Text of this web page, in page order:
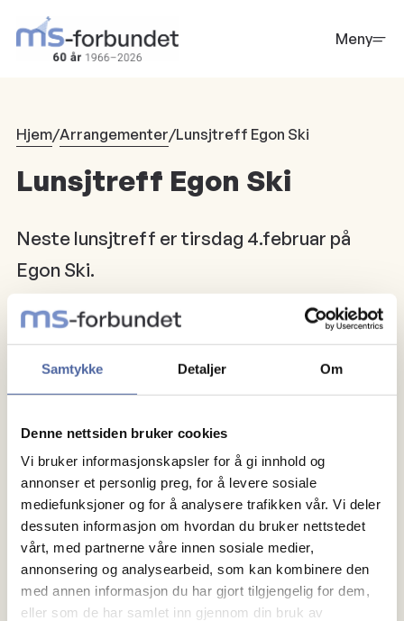
Samtykke Detaljer Om
Denne nettsiden bruker cookies
Vi bruker informasjonskapsler for å gi innhold og
annonser et personlig preg, for å levere sosiale
mediefunksjoner og for å analysere trafikken vår. Vi deler
dessuten informasjon om hvordan du bruker nettstedet
vårt, med partnerne våre innen sosiale medier,
annonsering og analysearbeid, som kan kombinere den
med annen informasjon du har gjort tilgjengelig for dem,
eller som de har samlet inn gjennom din bruk av
hovedinnhold
Meny
Hjem/Arrangementer/Lunsjtreff Egon Ski
Lunsjtreff Egon Ski
Neste lunsjtreff er tirsdag 4.februar på
Egon Ski.
Om MS
Om MS
Ny med MS
Mennesker